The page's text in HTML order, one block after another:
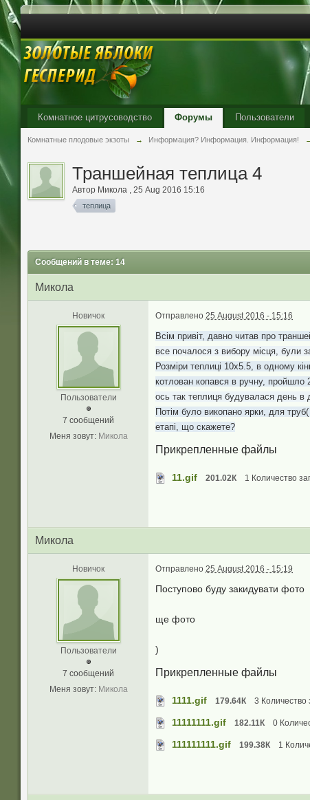
Комнатное цитрусоводство Форумы Пользователи
Комнатные плодовые экзоты → Информация? Информация. Информация!
Траншейная теплица 4
Автор Микола , 25 Aug 2016 15:16
теплица
Сообщений в теме: 14
Микола
Новичок
Пользователи
7 сообщений
Меня зовут: Микола
Отправлено 25 August 2016 - 15:16
Всім привіт, давно читав про
все почалося з вибору місця, були
Розміри теплиці 10х5.5, в одному
котлован копався в ручну, пройшло
ось так теплиця будувалася день в
Потім було викопано ярки, для
етапі, що скажете?
Прикрепленные файлы
11.gif 201.02К 1 Количество
Микола
Новичок
Пользователи
7 сообщений
Меня зовут: Микола
Отправлено 25 August 2016 - 15:19
Поступово буду закидувати фото
ще фото
)
Прикрепленные файлы
1111.gif 179.64К 3 Количество
11111111.gif 182.11К 0
111111111.gif 199.38К 1